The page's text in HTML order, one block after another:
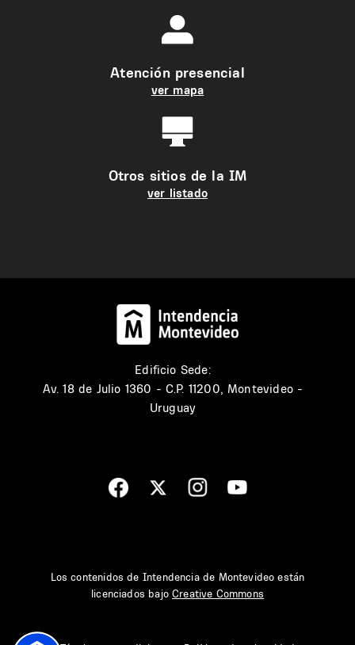
Atención presencial
ver mapa
Otros sitios de la IM
ver listado
Edificio Sede:
Av. 18 de Julio 1360 - C.P. 11200, Montevideo -
Uruguay
Los contenidos de Intendencia de Montevideo están
licenciados bajoCreative Commons